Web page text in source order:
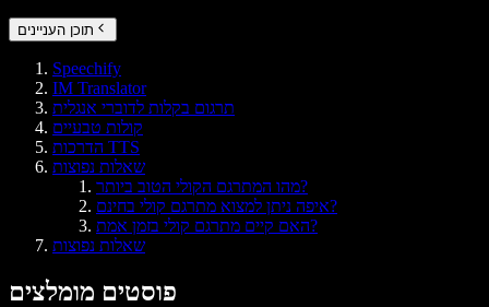
תוכן העניינים
Speechify
IM Translator
תרגום בקלות לדוברי אנגלית
קולות טבעיים
הדרכות TTS
שאלות נפוצות
מהו המתרגם הקולי הטוב ביותר?
איפה ניתן למצוא מתרגם קולי בחינם?
האם קיים מתרגם קולי בזמן אמת?
שאלות נפוצות
פוסטים מומלצים